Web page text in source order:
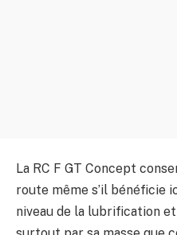
La RC F GT Concept
route même s’il bénéficie
niveau de la lubrification